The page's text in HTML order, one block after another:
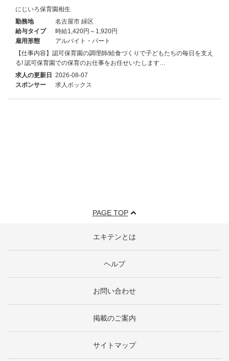
にじいろ保育園相生
勤務地
名古屋市 緑区
給与タイプ
時給1,420円～1,920円
雇用形態
アルバイト・パート
【仕事内容】認可保育園の調理師/給食づくりで子どもたちの毎日を支え
る! 認可保育園での保育のお仕事をお任せいたします…
求人の更新日 2026-08-07
スポンサー
求人ボックス
PAGE TOP
エキテンとは
ヘルプ
お問い合わせ
掲載のご案内
サイトマップ